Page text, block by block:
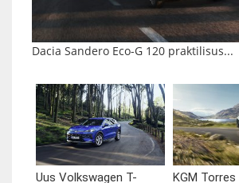
Dacia Sandero Eco-G 120 praktilisus...
Uus Volkswagen T- KGM Torres